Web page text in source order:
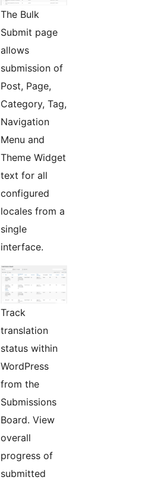
The Bulk
Submit page
allows
submission of
Post, Page,
Category, Tag,
Navigation
Menu and
Theme Widget
text for all
configured
locales from a
single
interface.
Track
translation
status within
WordPress
from the
Submissions
Board. View
overall
progress of
submitted